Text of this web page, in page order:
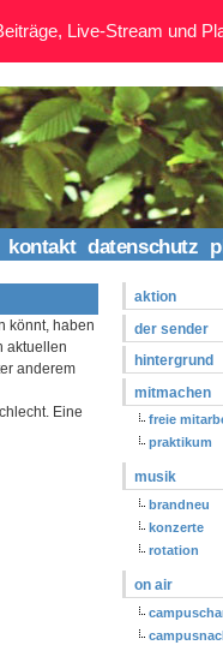
kontakt datenschutz
könnt, haben
aktuellen
anderem
Eine
aktion
der sender
hintergrund
mitmachen
freie
praktikum
musik
brandneu
konzerte
rotation
on air
Live-Stream und